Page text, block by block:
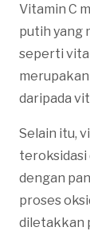
Vitamin C
putih yang
seperti
daripada
Selain itu,
dengan
proses
diletakkan